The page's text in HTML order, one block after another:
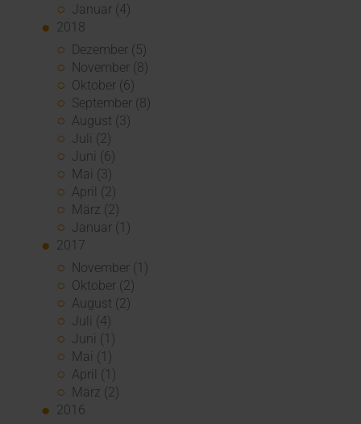
Januar (4)
2018
Dezember (5)
November (8)
Oktober (6)
September (8)
August (3)
Juli (2)
Juni (6)
Mai (3)
April (2)
März (2)
Januar (1)
2017
November (1)
Oktober (2)
August (2)
Juli (4)
Juni (1)
Mai (1)
April (1)
März (2)
2016